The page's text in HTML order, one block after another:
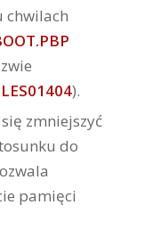
chwilach
).
zmniejszyć
do
pamięci